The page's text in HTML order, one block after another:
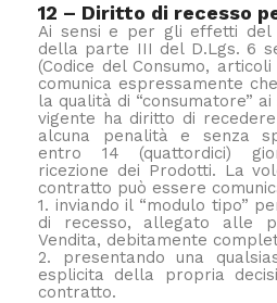
12 – Diritto di recesso
Ai sensi e per gli effetti
della parte III del D.Lgs. 6
(Codice del Consumo,
comunica espressamente
la qualità di “consumatore”
vigente ha diritto di
alcuna penalità e senza
entro 14 (quattordici)
ricezione dei Prodotti. La
contratto può essere
1. inviando il “modulo tipo”
di recesso, allegato alle
Vendita, debitamente
2. presentando una
esplicita della propria
contratto.